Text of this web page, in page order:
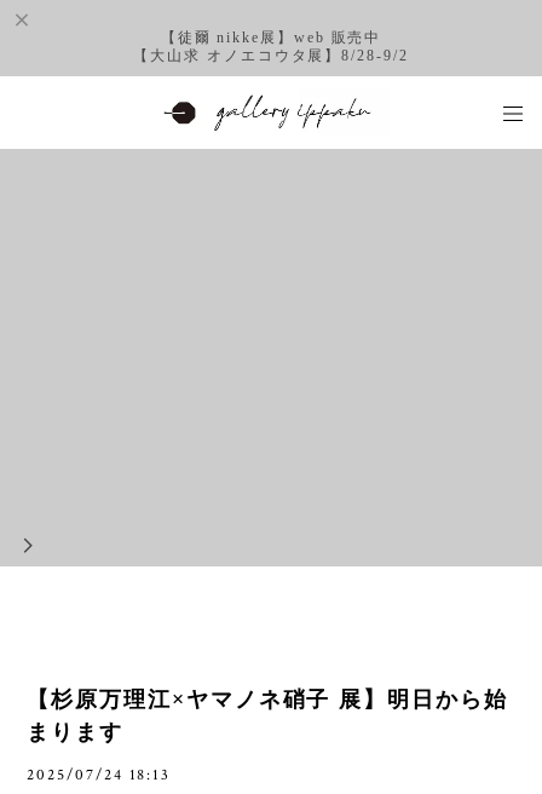
【徒爾 nikke展】web 販売中
【大山求 オノエコウタ展】8/28-9/2
【杉原万理江×ヤマノネ硝子 展】明日から始
まります
2025/07/24 18:13